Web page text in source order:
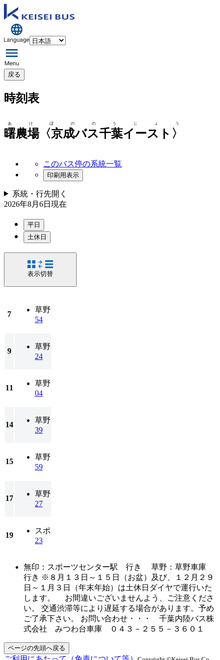
戻る
時刻表
曙農場〈京成バス千葉イースト〉
あけぼののうじょう
このバス停の系統一覧
印刷用表示
系統・行先開く
2026年8月6日 現在
平日
土休日
表示切替
7
草野
54
9
草野
24
11
草野
04
14
草野
39
15
草野
59
17
草野
27
19
スポ
23
無印：スポーツセンター駅 行き 草野：草野車庫
行き ※８月１３日～１５日（お盆）及び、１２月２９
日～１月３日（年末年始）は土休日ダイヤで運行いた
します。 お間違いございませんよう、ご注意くださ
い。 交通渋滞等により遅延する場合があります。予め
ご了承下さい。 お問い合わせ・・・ 千葉内陸バス株
式会社 みつわ台車庫 ０４３－２５５－３６０１
ページの先頭へ戻る